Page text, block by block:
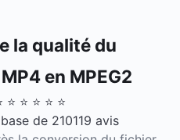
la qualité du
en MPEG2
⭐ ⭐ ⭐ ⭐ ⭐
de 210119 avis